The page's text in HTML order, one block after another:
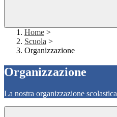
Home >
Scuola >
Organizzazione
Organizzazione
La nostra organizzazione scolastica